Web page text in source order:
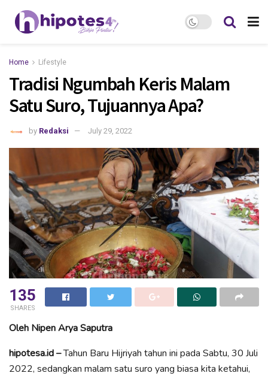
Home Lifestyle
Tradisi Ngumbah Keris Malam
Satu Suro, Tujuannya Apa?
by Redaksi July 29, 2022
135
SHARES
Oleh Nipen Arya Saputra
hipotesa.id –Tahun Baru Hijriyah tahun ini pada Sabtu, 30 Juli
2022, sedangkan malam satu suro yang biasa kita ketahui,